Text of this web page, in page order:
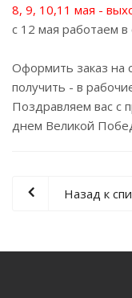
8, 9, 10,11 мая -
с 12 мая работаем
Оформить заказ на
получить - в
Поздравляем вас с
днем Великой
Назад к